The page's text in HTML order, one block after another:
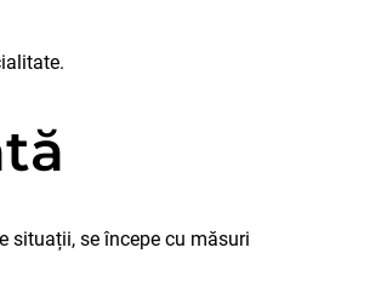
situații, se începe cu măsuri